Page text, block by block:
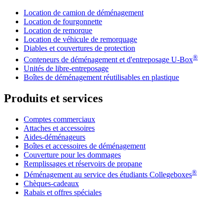
Location de camion de déménagement
Location de fourgonnette
Location de remorque
Location de véhicule de remorquage
Diables et couvertures de protection
Conteneurs de déménagement et d'entreposage U-Box®
Unités de libre-entreposage
Boîtes de déménagement réutilisables en plastique
Produits et services
Comptes commerciaux
Attaches et accessoires
Aides-déménageurs
Boîtes et accessoires de déménagement
Couverture pour les dommages
Remplissages et réservoirs de propane
Déménagement au service des étudiants Collegeboxes®
Chèques-cadeaux
Rabais et offres spéciales